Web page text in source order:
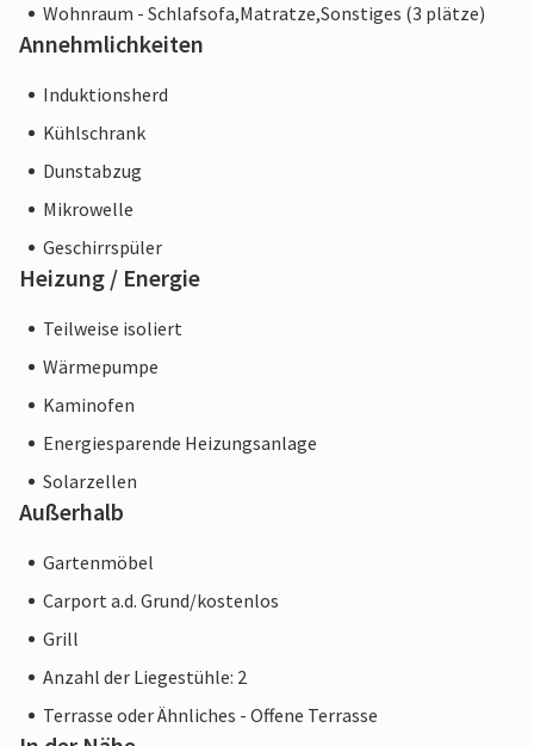
Wohnraum - Schlafsofa,Matratze,Sonstiges (3 plätze)
Annehmlichkeiten
Induktionsherd
Kühlschrank
Dunstabzug
Mikrowelle
Geschirrspüler
Heizung / Energie
Teilweise isoliert
Wärmepumpe
Kaminofen
Energiesparende Heizungsanlage
Solarzellen
Außerhalb
Gartenmöbel
Carport a.d. Grund/kostenlos
Grill
Anzahl der Liegestühle: 2
Terrasse oder Ähnliches - Offene Terrasse